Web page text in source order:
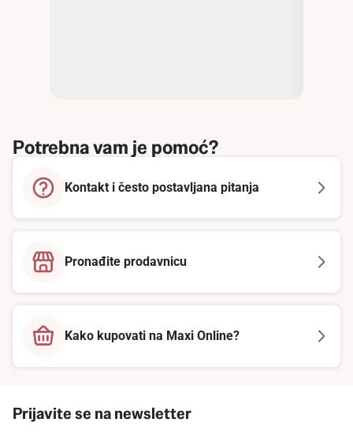
Potrebna vam je pomoć?
Kontakt i često postavljana pitanja
Pronađite prodavnicu
Kako kupovati na Maxi Online?
Prijavite se na newsletter